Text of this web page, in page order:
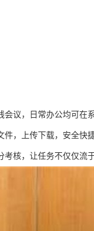
会议，日常办公均可在
，上传下载，安全快捷
核，让任务不仅仅流于